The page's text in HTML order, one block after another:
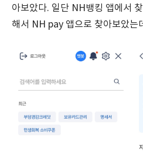
아보았다. 일단 NH뱅킹 앱에서
해서 NH pay 앱으로 찾아보았는